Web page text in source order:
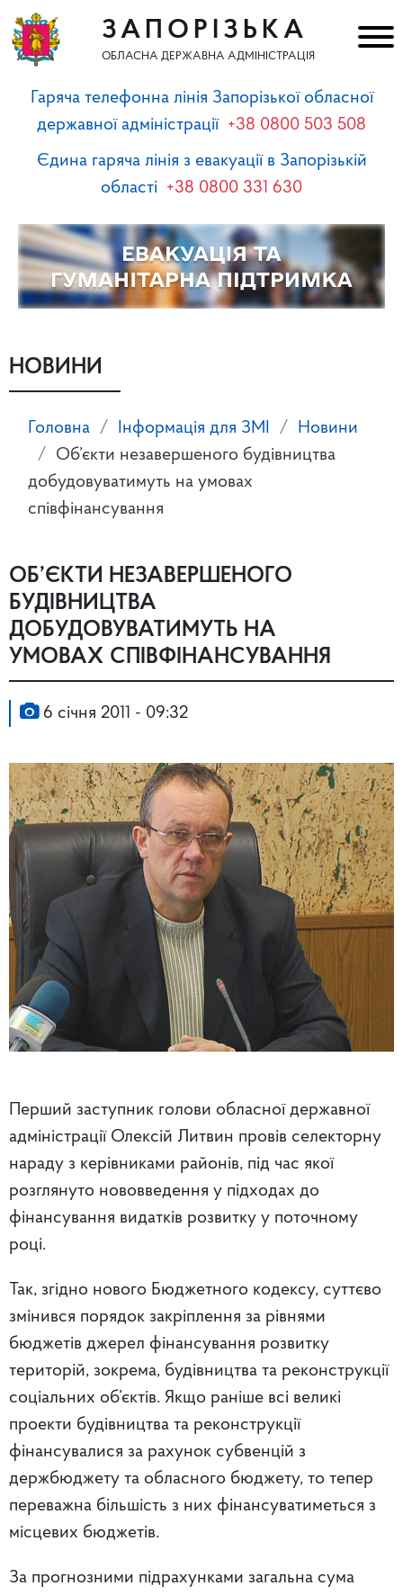
ЗАПОРІЗЬКА
ОБЛАСНА ДЕРЖАВНА АДМІНІСТРАЦІЯ
Гаряча телефонна лінія Запорізької обласної
державної адміністрації +38 0800 503 508
Єдина гаряча лінія з евакуації в Запорізькій
області +38 0800 331 630
НОВИНИ
Головна Інформація для ЗМІ
Новини
Об’єкти незавершеного будівництва
добудовуватимуть на умовах
співфінансування
ОБ’ЄКТИ НЕЗАВЕРШЕНОГО
БУДІВНИЦТВА
ДОБУДОВУВАТИМУТЬ НА
УМОВАХ СПІВФІНАНСУВАННЯ
6 січня 2011 - 09:32
Перший заступник голови обласної державної
адміністрації Олексій Литвин провів селекторну
нараду з керівниками районів, під час якої
розглянуто нововведення у підходах до
фінансування видатків розвитку у поточному
році.
Так, згідно нового Бюджетного кодексу, суттєво
змінився порядок закріплення за рівнями
бюджетів джерел фінансування розвитку
територій, зокрема, будівництва та реконструкції
соціальних об’єктів. Якщо раніше всі великі
проекти будівництва та реконструкції
фінансувалися за рахунок субвенцій з
держбюджету та обласного бюджету, то тепер
переважна більшість з них фінансуватиметься з
місцевих бюджетів.
За прогнозними підрахунками загальна сума